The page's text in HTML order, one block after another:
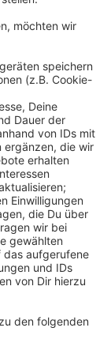
und
ist die
der
Hand ist
Gruiten
lädt die
Aufräumen
Greifer,
des Mülls